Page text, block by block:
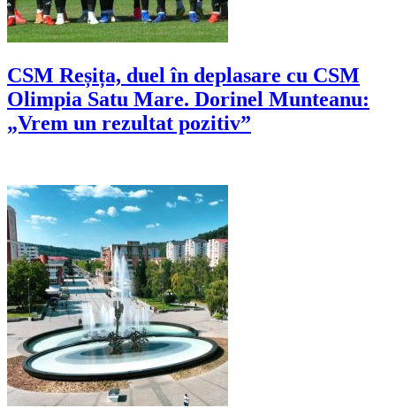
CSM Reșița, duel în deplasare cu CSM
Olimpia Satu Mare. Dorinel Munteanu:
„Vrem un rezultat pozitiv”